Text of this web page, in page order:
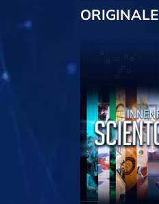
ORIGINALE